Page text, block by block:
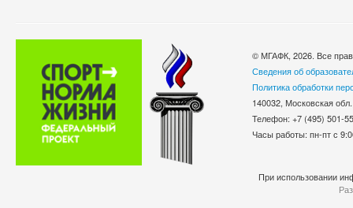
© МГАФК, 2026. Все
Сведения об
Политика обработки
140032, Московская
Телефон: +7 (495)
Часы работы: пн-пт с
При использовании